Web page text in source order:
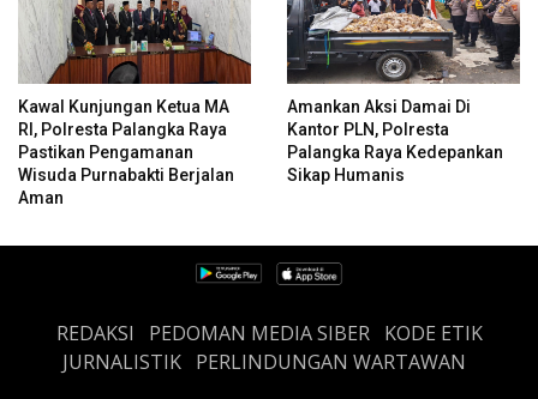
Kawal Kunjungan Ketua MA
RI, Polresta Palangka Raya
Pastikan Pengamanan
Wisuda Purnabakti Berjalan
Aman
Amankan Aksi Damai Di
Kantor PLN, Polresta
Palangka Raya Kedepankan
Sikap Humanis
REDAKSI PEDOMAN MEDIA SIBER
KODE ETIK
JURNALISTIK PERLINDUNGAN WARTAWAN